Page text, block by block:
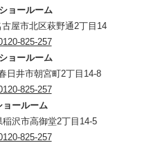
ョールーム
屋市北区萩野通2丁目14
825-257
ョールーム
日井市朝宮町2丁目14-8
825-257
ョールーム
沢市高御堂2丁目14-5
825-257